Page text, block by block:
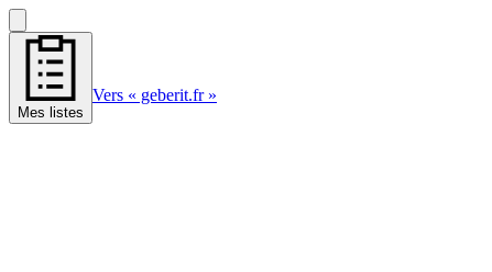
Mes listes
Vers « geberit.fr »